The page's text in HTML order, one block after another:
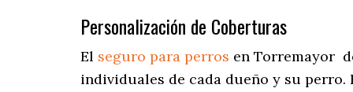
Personalización de Coberturas
El seguro para perros en Torremayor
individuales de cada dueño y su